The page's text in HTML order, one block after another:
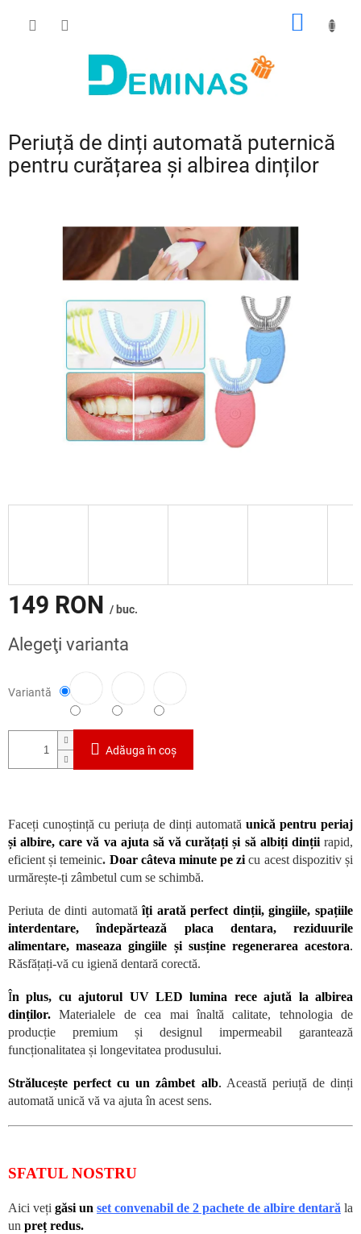
COŞ
Periuță de dinți automată puternică
pentru curățarea și albirea dinților
149 RON / buc.
preţ:
Alegeţi varianta
Variantă
Adăuga în coş
Faceți cunoștință cu periuța de dinți automată unică pentru periaj
și albire, care vă va ajuta să vă curățați și să albiți dinții rapid,
eficient și temeinic. Doar câteva minute pe zi cu acest dispozitiv și
urmărește-ți zâmbetul cum se schimbă.
Periuta de dinti automatăîți arată perfect dinții, gingiile, spațiile
interdentare, îndepărtează placa dentara, reziduurile
alimentare, maseaza gingiile și susține regenerarea acestora.
Răsfățați-vă cu igienă dentară corectă.
În plus, cu ajutorul UV LED lumina rece ajută la albirea
dinților. Materialele de cea mai înaltă calitate, tehnologia de
producție premium și designul impermeabil garantează
funcționalitatea și longevitatea produsului.
Strălucește perfect cu un zâmbet alb. Această periuță de dinți
automată unică vă va ajuta în acest sens.
SFATUL NOSTRU
Aici veți găsi un set convenabil de 2 pachete de albire dentară la
un preț redus.